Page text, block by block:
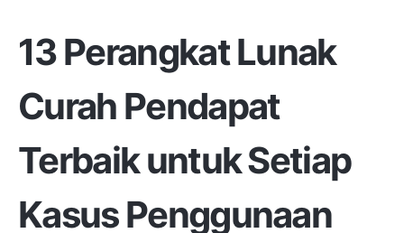
13 Perangkat Lunak
Curah Pendapat
Terbaik untuk Setiap
Kasus Penggunaan